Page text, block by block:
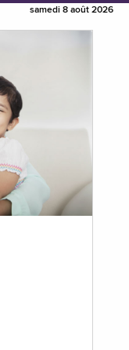
samedi 8 août 2026